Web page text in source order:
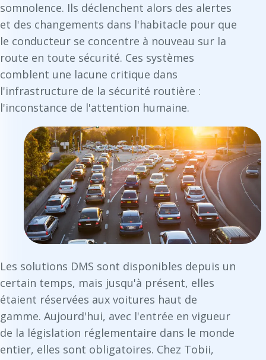
somnolence. Ils déclenchent alors des alertes
et des changements dans l'habitacle pour que
le conducteur se concentre à nouveau sur la
route en toute sécurité. Ces systèmes
comblent une lacune critique dans
l'infrastructure de la sécurité routière :
l'inconstance de l'attention humaine.
Les solutions DMS sont disponibles depuis un
certain temps, mais jusqu'à présent, elles
étaient réservées aux voitures haut de
gamme. Aujourd'hui, avec l'entrée en vigueur
de la législation réglementaire dans le monde
entier, elles sont obligatoires. Chez Tobii,